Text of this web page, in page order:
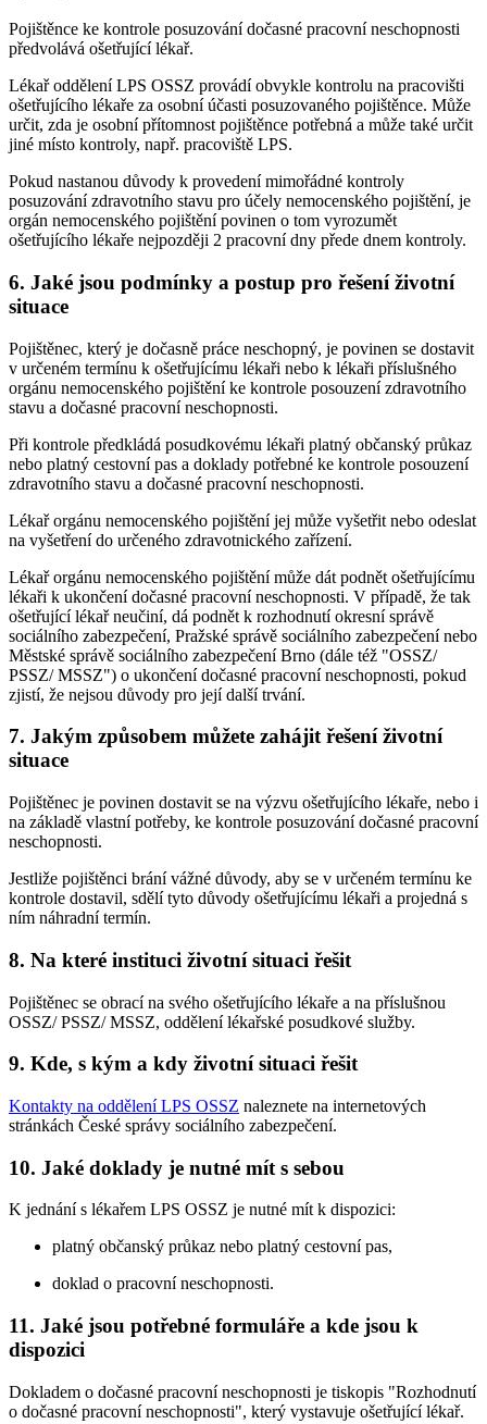
Pojištěnce ke kontrole posuzování dočasné pracovní neschopnosti
předvolává ošetřující lékař.
Lékař oddělení LPS OSSZ provádí obvykle kontrolu na pracovišti
ošetřujícího lékaře za osobní účasti posuzovaného pojištěnce. Může
určit, zda je osobní přítomnost pojištěnce potřebná a může také určit
jiné místo kontroly, např. pracoviště LPS.
Pokud nastanou důvody k provedení mimořádné kontroly
posuzování zdravotního stavu pro účely nemocenského pojištění, je
orgán nemocenského pojištění povinen o tom vyrozumět
ošetřujícího lékaře nejpozději 2 pracovní dny přede dnem kontroly.
6. Jaké jsou podmínky a postup pro řešení životní
situace
Pojištěnec, který je dočasně práce neschopný, je povinen se dostavit
v určeném termínu k ošetřujícímu lékaři nebo k lékaři příslušného
orgánu nemocenského pojištění ke kontrole posouzení zdravotního
stavu a dočasné pracovní neschopnosti.
Při kontrole předkládá posudkovému lékaři platný občanský průkaz
nebo platný cestovní pas a doklady potřebné ke kontrole posouzení
zdravotního stavu a dočasné pracovní neschopnosti.
Lékař orgánu nemocenského pojištění jej může vyšetřit nebo odeslat
na vyšetření do určeného zdravotnického zařízení.
Lékař orgánu nemocenského pojištění může dát podnět ošetřujícímu
lékaři k ukončení dočasné pracovní neschopnosti. V případě, že tak
ošetřující lékař neučiní, dá podnět k rozhodnutí okresní správě
sociálního zabezpečení, Pražské správě sociálního zabezpečení nebo
Městské správě sociálního zabezpečení Brno (dále též "OSSZ/
PSSZ/ MSSZ") o ukončení dočasné pracovní neschopnosti, pokud
zjistí, že nejsou důvody pro její další trvání.
7. Jakým způsobem můžete zahájit řešení životní
situace
Pojištěnec je povinen dostavit se na výzvu ošetřujícího lékaře, nebo i
na základě vlastní potřeby, ke kontrole posuzování dočasné pracovní
neschopnosti.
Jestliže pojištěnci brání vážné důvody, aby se v určeném termínu ke
kontrole dostavil, sdělí tyto důvody ošetřujícímu lékaři a projedná s
ním náhradní termín.
8. Na které instituci životní situaci řešit
Pojištěnec se obrací na svého ošetřujícího lékaře a na příslušnou
OSSZ/ PSSZ/ MSSZ, oddělení lékařské posudkové služby.
9. Kde, s kým a kdy životní situaci řešit
Kontakty na oddělení LPS OSSZ naleznete na internetových
stránkách České správy sociálního zabezpečení.
10. Jaké doklady je nutné mít s sebou
K jednání s lékařem LPS OSSZ je nutné mít k dispozici:
platný občanský průkaz nebo platný cestovní pas,
doklad o pracovní neschopnosti.
11. Jaké jsou potřebné formuláře a kde jsou k
dispozici
Dokladem o dočasné pracovní neschopnosti je tiskopis "Rozhodnutí
o dočasné pracovní neschopnosti", který vystavuje ošetřující lékař.